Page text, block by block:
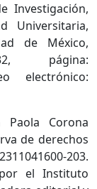
Investigación,
Universitaria,
de México,
página:
electrónico:
Paola Corona
de derechos
203.
el Instituto